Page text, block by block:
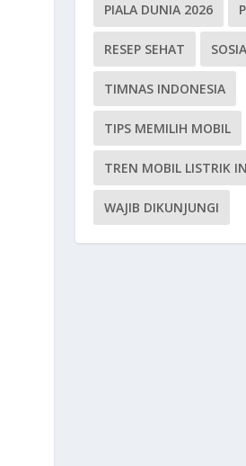
PIALA DUNIA 2026
RESEP SEHAT
TIMNAS INDONESIA
TIPS MEMILIH MOBIL
TREN MOBIL LISTRIK
WAJIB DIKUNJUNGI